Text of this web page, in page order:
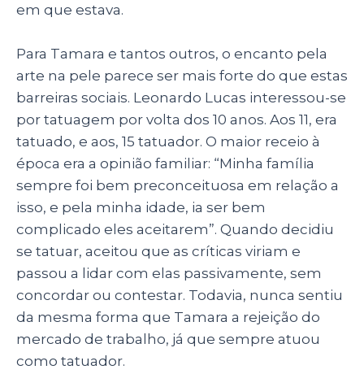
em que estava.
Para Tamara e tantos outros, o encanto pela
arte na pele parece ser mais forte do que estas
barreiras sociais. Leonardo Lucas interessou-se
por tatuagem por volta dos 10 anos. Aos 11, era
tatuado, e aos, 15 tatuador. O maior receio à
época era a opinião familiar: “Minha família
sempre foi bem preconceituosa em relação a
isso, e pela minha idade, ia ser bem
complicado eles aceitarem”. Quando decidiu
se tatuar, aceitou que as críticas viriam e
passou a lidar com elas passivamente, sem
concordar ou contestar. Todavia, nunca sentiu
da mesma forma que Tamara a rejeição do
mercado de trabalho, já que sempre atuou
como tatuador.